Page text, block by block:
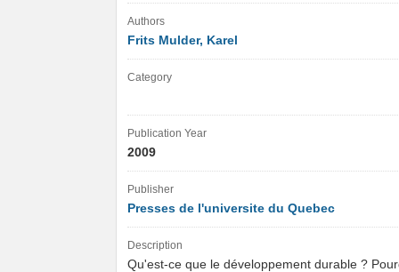
Authors
Frits Mulder, Karel
Category
Publication Year
2009
Publisher
Presses de l'universite du Quebec
Description
Qu'est-ce que le développement durable ?